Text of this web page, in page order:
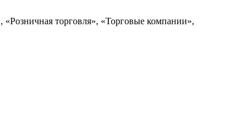
торговля», «Торговые компании»,